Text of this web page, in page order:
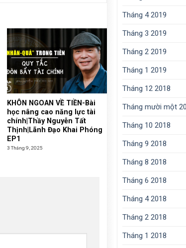
KHÔN NGOAN VỀ TIỀN-Bài
học nâng cao năng lực tài
chính|Thầy Nguyễn Tất
Thịnh|Lãnh Đạo Khai Phóng
EP1
3 Tháng 9, 2025
Tháng 4 2019
Tháng 3 2019
Tháng 2 2019
Tháng 1 2019
Tháng 12 2018
Tháng mười một
Tháng 10 2018
Tháng 9 2018
Tháng 8 2018
Tháng 6 2018
Tháng 4 2018
Tháng 2 2018
Tháng 1 2018